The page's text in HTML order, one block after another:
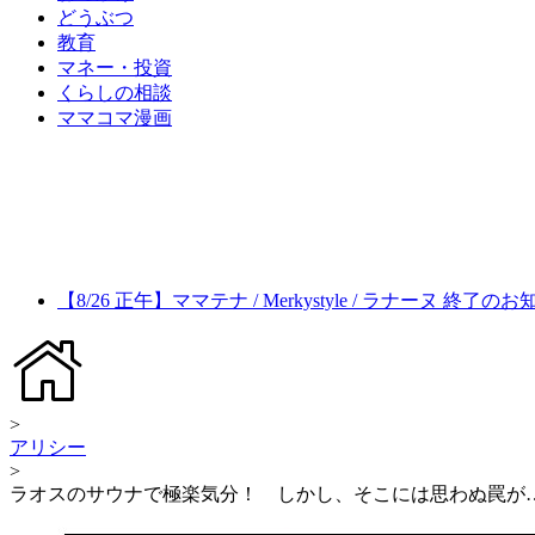
どうぶつ
教育
マネー・投資
くらしの相談
ママコマ漫画
【8/26 正午】ママテナ / Merkystyle / ラナーヌ 終了のお
>
アリシー
>
ラオスのサウナで極楽気分！ しかし、そこには思わぬ罠